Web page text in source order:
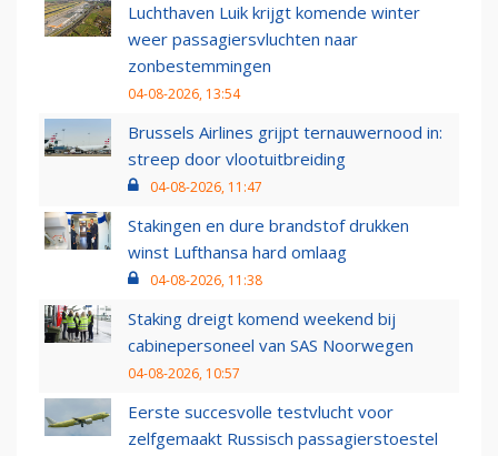
Luchthaven Luik krijgt komende winter
weer passagiersvluchten naar
zonbestemmingen
04-08-2026, 13:54
Brussels Airlines grijpt ternauwernood in:
streep door vlootuitbreiding
04-08-2026, 11:47
Stakingen en dure brandstof drukken
winst Lufthansa hard omlaag
04-08-2026, 11:38
Staking dreigt komend weekend bij
cabinepersoneel van SAS Noorwegen
04-08-2026, 10:57
Eerste succesvolle testvlucht voor
zelfgemaakt Russisch passagierstoestel